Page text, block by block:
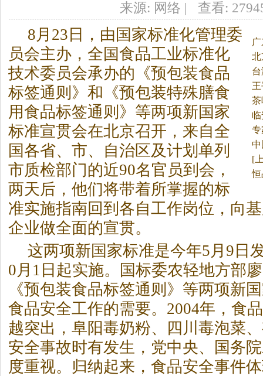
来源: 网络 | 查看:
剂
洱
产
品
[
8月23日，由国家标准化管理委
员会主办，全国食品工业标准化
技术委员会承办的《预包装食品
标签通则》和《预包装特殊膳食
用食品标签通则》等两项新国家
标准宣贯会在北京召开，来自全
国各省、市、自治区及计划单列
市质检部门的近90名官员到会，
两天后，他们将带着所掌握的标
准实施指南回到各自工作岗位，向
企业做全面的宣贯。
这两项新国家标准是今年5月9日
0月1日起实施。国标委农轻地方部
《预包装食品标签通则》等两项新
食品安全工作的需要。2004年，食
越突出，阜阳毒奶粉、四川毒泡菜
安全事故时有发生，党中央、国务
度重视。归纳起来，食品安全事件